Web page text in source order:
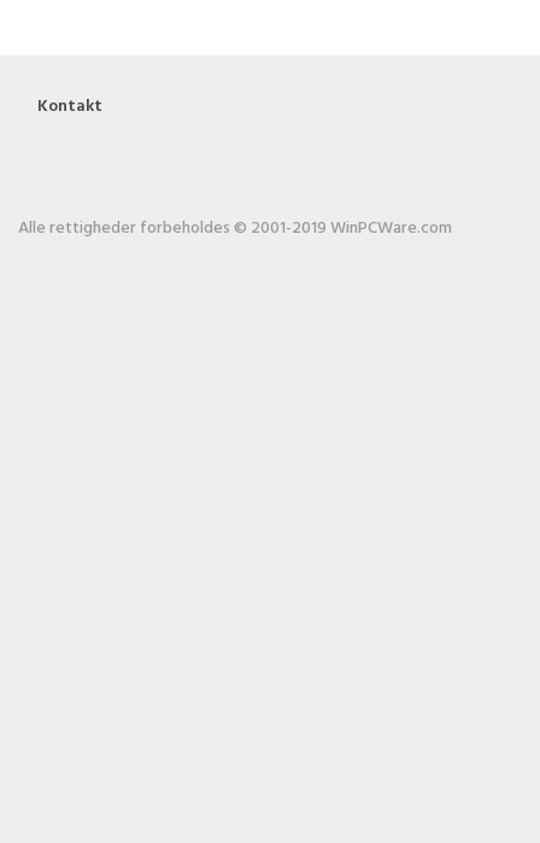
Kontakt
Alle rettigheder forbeholdes © 2001-2019 WinPCWare.com